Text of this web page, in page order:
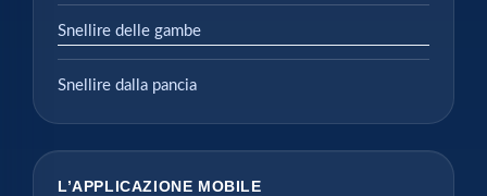
Snellire delle gambe
Snellire dalla pancia
L’APPLICAZIONE MOBILE